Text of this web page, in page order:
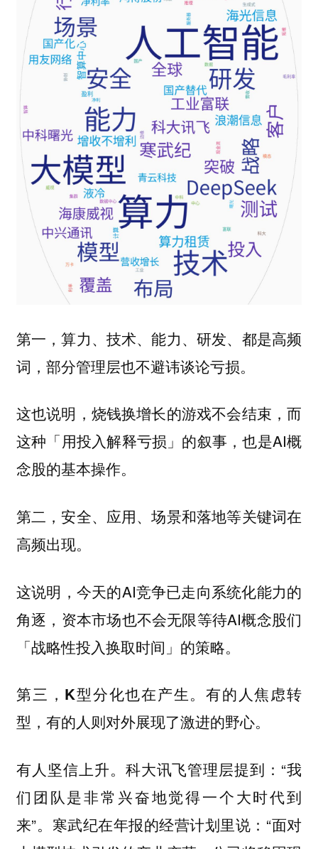
第一，算力、技术、能力、研发、都是高频
词，部分管理层也不避讳谈论亏损。
这也说明，烧钱换增长的游戏不会结束，而
这种「用投入解释亏损」的叙事，也是AI概
念股的基本操作。
第二，安全、应用、场景和落地等关键词在
高频出现。
这说明，今天的AI竞争已走向系统化能力的
角逐，资本市场也不会无限等待AI概念股们
「战略性投入换取时间」的策略。
第三，K型分化也在产生。有的人焦虑转
型，有的人则对外展现了激进的野心。
有人坚信上升。科大讯飞管理层提到：“我
们团队是非常兴奋地觉得一个大时代到
来”。寒武纪在年报的经营计划里说：“面对